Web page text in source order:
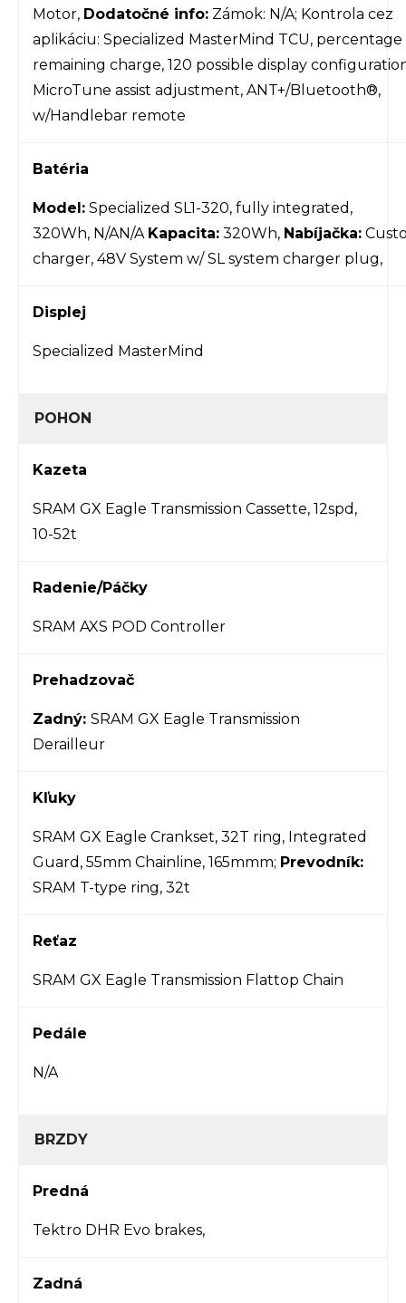
Motor, Dodatočné info: Zámok: N/A; Kontrola cez
aplikáciu: Specialized MasterMind TCU, percentage
remaining charge, 120 possible display
MicroTune assist adjustment, ANT+/Bluetooth®,
w/Handlebar remote
Batéria
Model: Specialized SL1-320, fully integrated,
320Wh, N/AN/A Kapacita: 320Wh, Nabíjačka:
charger, 48V System w/ SL system charger plug,
Displej
Specialized MasterMind
POHON
Kazeta
SRAM GX Eagle Transmission Cassette, 12spd,
10-52t
Radenie/Páčky
SRAM AXS POD Controller
Prehadzovač
Zadný: SRAM GX Eagle Transmission
Derailleur
Kľuky
SRAM GX Eagle Crankset, 32T ring, Integrated
Guard, 55mm Chainline, 165mmm; Prevodník:
SRAM T-type ring, 32t
Reťaz
SRAM GX Eagle Transmission Flattop Chain
Pedále
N/A
BRZDY
Predná
Tektro DHR Evo brakes,
Zadná